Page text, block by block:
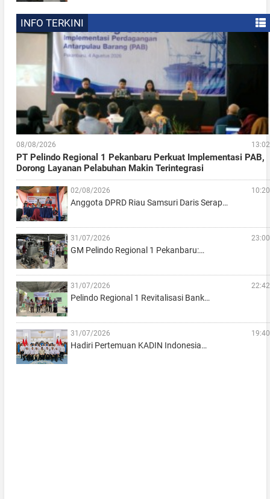
INFO TERKINI
08/08/2026 13:02
PT Pelindo Regional 1 Pekanbaru Perkuat Implementasi PAB,
Dorong Layanan Pelabuhan Makin Terintegrasi
02/08/2026 10:20
Anggota DPRD Riau Samsuri Daris Serap…
31/07/2026 23:00
GM Pelindo Regional 1 Pekanbaru:…
31/07/2026 22:42
Pelindo Regional 1 Revitalisasi Bank…
31/07/2026 19:40
Hadiri Pertemuan KADIN Indonesia…